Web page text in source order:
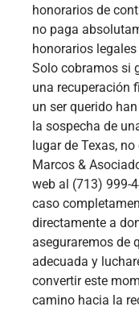
honorarios de
no paga
honorarios
Solo cobramos si
una recuperación
un ser querido
la sospecha de
lugar de Texas,
Marcos &
web al (713) 999-
caso
directamente a
aseguraremos de
adecuada y
convertir este
camino hacia la